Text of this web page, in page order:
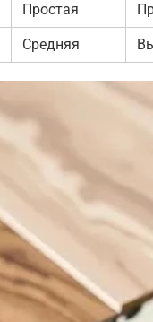
Простая
Средняя